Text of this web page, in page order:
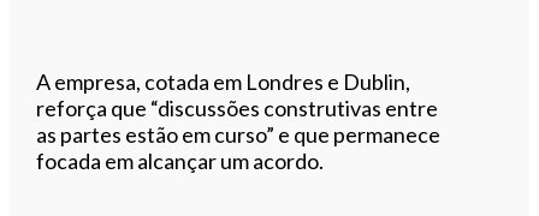
A empresa, cotada em Londres e Dublin,
reforça que “discussões construtivas entre
as partes estão em curso” e que permanece
focada em alcançar um acordo.